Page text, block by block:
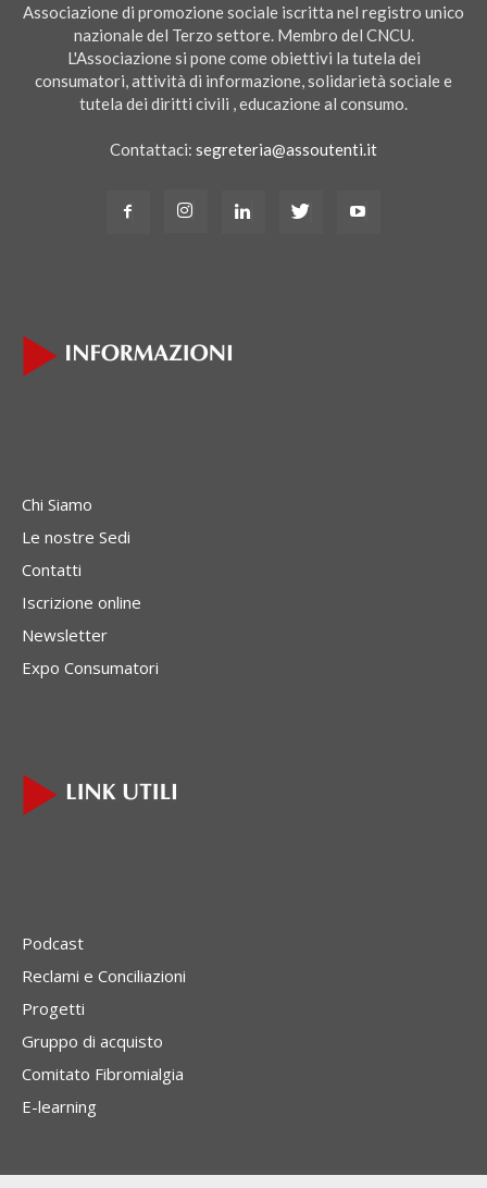
Associazione di promozione sociale iscritta nel registro unico
nazionale del Terzo settore. Membro del CNCU.
L'Associazione si pone come obiettivi la tutela dei
consumatori, attività di informazione, solidarietà sociale e
tutela dei diritti civili , educazione al consumo.
Contattaci: segreteria@assoutenti.it
Chi Siamo
Le nostre Sedi
Contatti
Iscrizione online
Newsletter
Expo Consumatori
Podcast
Reclami e Conciliazioni
Progetti
Gruppo di acquisto
Comitato Fibromialgia
E-learning